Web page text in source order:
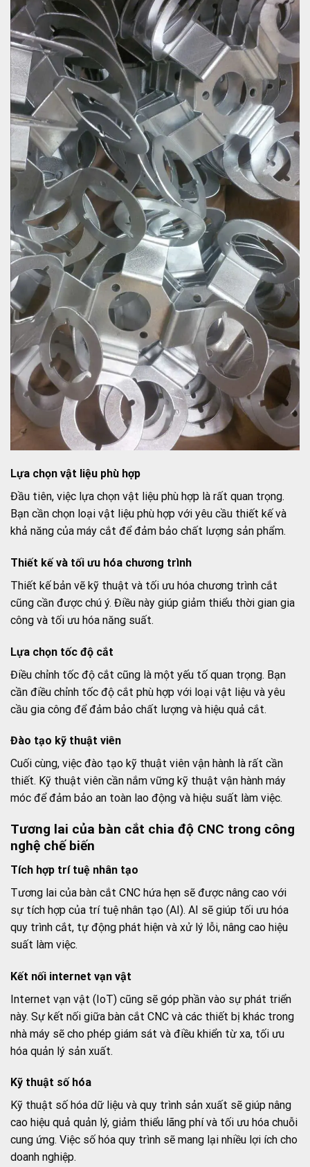
Lựa chọn vật liệu phù hợp
Đầu tiên, việc lựa chọn vật liệu phù hợp là rất quan trọng.
Bạn cần chọn loại vật liệu phù hợp với yêu cầu thiết kế và
khả năng của máy cắt để đảm bảo chất lượng sản phẩm.
Thiết kế và tối ưu hóa chương trình
Thiết kế bản vẽ kỹ thuật và tối ưu hóa chương trình cắt
cũng cần được chú ý. Điều này giúp giảm thiểu thời gian gia
công và tối ưu hóa năng suất.
Lựa chọn tốc độ cắt
Điều chỉnh tốc độ cắt cũng là một yếu tố quan trọng. Bạn
cần điều chỉnh tốc độ cắt phù hợp với loại vật liệu và yêu
cầu gia công để đảm bảo chất lượng và hiệu quả cắt.
Đào tạo kỹ thuật viên
Cuối cùng, việc đào tạo kỹ thuật viên vận hành là rất cần
thiết. Kỹ thuật viên cần nắm vững kỹ thuật vận hành máy
móc để đảm bảo an toàn lao động và hiệu suất làm việc.
Tương lai của bàn cắt chia độ CNC trong công
nghệ chế biến
Tích hợp trí tuệ nhân tạo
Tương lai của bàn cắt CNC hứa hẹn sẽ được nâng cao với
sự tích hợp của trí tuệ nhân tạo (AI). AI sẽ giúp tối ưu hóa
quy trình cắt, tự động phát hiện và xử lý lỗi, nâng cao hiệu
suất làm việc.
Kết nối internet vạn vật
Internet vạn vật (IoT) cũng sẽ góp phần vào sự phát triển
này. Sự kết nối giữa bàn cắt CNC và các thiết bị khác trong
nhà máy sẽ cho phép giám sát và điều khiển từ xa, tối ưu
hóa quản lý sản xuất.
Kỹ thuật số hóa
Kỹ thuật số hóa dữ liệu và quy trình sản xuất sẽ giúp nâng
cao hiệu quả quản lý, giảm thiểu lãng phí và tối ưu hóa chuỗi
cung ứng. Việc số hóa quy trình sẽ mang lại nhiều lợi ích cho
doanh nghiệp.